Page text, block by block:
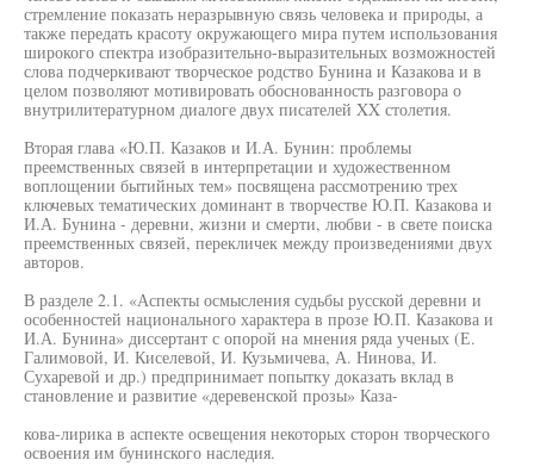
стремление показать неразрывную связь человека и природы, а
также передать красоту окружающего мира путем использования
широкого спектра изобразительно-выразительных возможностей
слова подчеркивают творческое родство Бунина и Казакова и в
целом позволяют мотивировать обоснованность разговора о
внутрилитературном диалоге двух писателей XX столетия.
Вторая глава «Ю.П. Казаков и И.А. Бунин: проблемы
преемственных связей в интерпретации и художественном
воплощении бытийных тем» посвящена рассмотрению трех
ключевых тематических доминант в творчестве Ю.П. Казакова и
И.А. Бунина - деревни, жизни и смерти, любви - в свете поиска
преемственных связей, перекличек между произведениями двух
авторов.
В разделе 2.1. «Аспекты осмысления судьбы русской деревни и
особенностей национального характера в прозе Ю.П. Казакова и
И.А. Бунина» диссертант с опорой на мнения ряда ученых (Е.
Галимовой, И. Киселевой, И. Кузьмичева, А. Нинова, И.
Сухаревой и др.) предпринимает попытку доказать вклад в
становление и развитие «деревенской прозы» Каза-
кова-лирика в аспекте освещения некоторых сторон творческого
освоения им бунинского наследия.